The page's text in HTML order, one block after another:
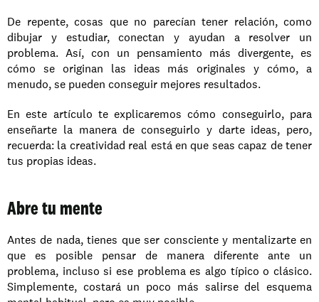
De repente, cosas que no parecían tener relación, como
dibujar y estudiar, conectan y ayudan a resolver un
problema. Así, con un pensamiento más divergente, es
cómo se originan las ideas más originales y cómo, a
menudo, se pueden conseguir mejores resultados.
En este artículo te explicaremos cómo conseguirlo, para
enseñarte la manera de conseguirlo y darte ideas, pero,
recuerda: la creatividad real está en que seas capaz de tener
tus propias ideas.
Abre tu mente
Antes de nada, tienes que ser consciente y mentalizarte en
que es posible pensar de manera diferente ante un
problema, incluso si ese problema es algo típico o clásico.
Simplemente, costará un poco más salirse del esquema